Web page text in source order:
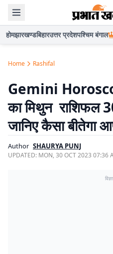
होमझारखण्डबिहारउत्तर प्रदेशपश्चिम बंगाल
Home Rashifal
Gemini
का मिथुन राशिफल
जानिए कैसा बीतेगा
Author SHAURYA PUNJ
UPDATED: MON, 30 OCT 2023 07:36